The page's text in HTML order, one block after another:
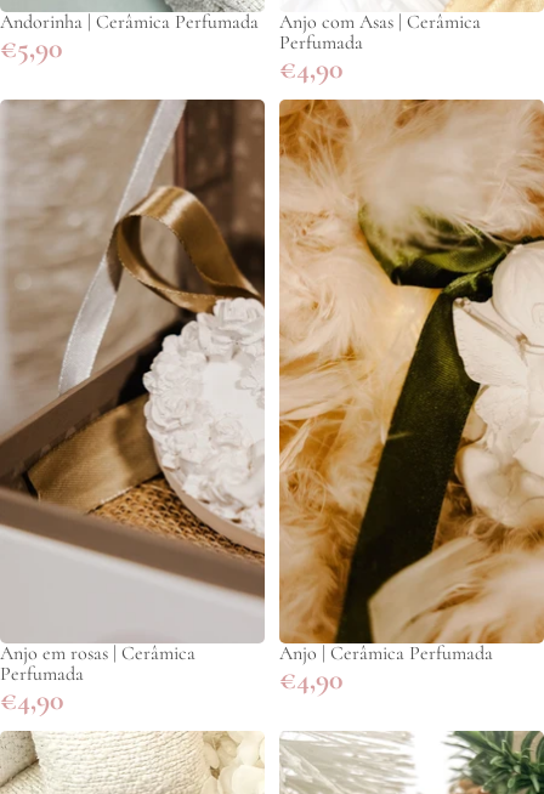
Andorinha | Cerâmica Perfumada
€5,90
Anjo com Asas | Cerâmica
Perfumada
€4,90
Anjo em rosas | Cerâmica
Perfumada
€4,90
Anjo | Cerâmica Perfumada
€4,90